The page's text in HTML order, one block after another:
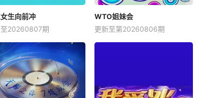
生向前冲
20260807期
WTO姐妹会
更新至第20260806期